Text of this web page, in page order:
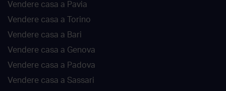
Vendere casa a Pavia
Vendere casa a Torino
Vendere casa a Bari
Vendere casa a Genova
Vendere casa a Padova
Vendere casa a Sassari